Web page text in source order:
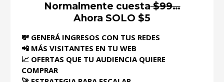
Normalmente cuesta$99…
Ahora SOLO $5
💸 GENERÁ INGRESOS CON TUS REDES
📲 MÁS VISITANTES EN TU WEB
📈 OFERTAS QUE TU AUDIENCIA QUIERE
COMPRAR